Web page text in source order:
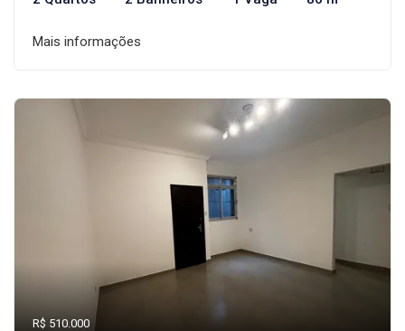
Mais informações
R$ 510.000